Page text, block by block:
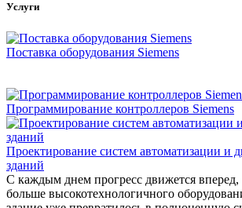
Услуги
Поставка оборудования Siemens
Программирование контроллеров Siemens
Проектирование систем автоматизации и
зданий
С каждым днем прогресс движется вперед,
больше высокотехнологичного